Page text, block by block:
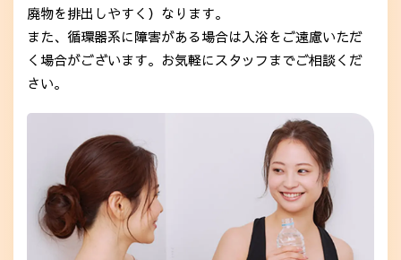
廃物を排出しやすく）なります。
また、循環器系に障害がある場合は入浴をご遠慮いただ
く場合がございます。お気軽にスタッフまでご相談くだ
さい。